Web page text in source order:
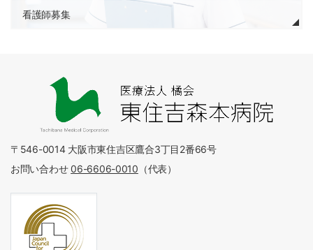
看護師募集
〒546-0014 大阪市東住吉区鷹合3丁目2番66号
お問い合わせ06-6606-0010 （代表）